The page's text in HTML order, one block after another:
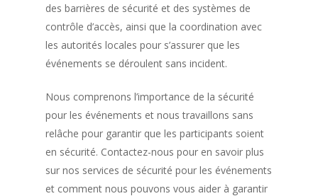
des barrières de sécurité et des systèmes de
contrôle d’accès, ainsi que la coordination avec
les autorités locales pour s’assurer que les
événements se déroulent sans incident.
Nous comprenons l’importance de la sécurité
pour les événements et nous travaillons sans
relâche pour garantir que les participants soient
en sécurité. Contactez-nous pour en savoir plus
sur nos services de sécurité pour les événements
et comment nous pouvons vous aider à garantir